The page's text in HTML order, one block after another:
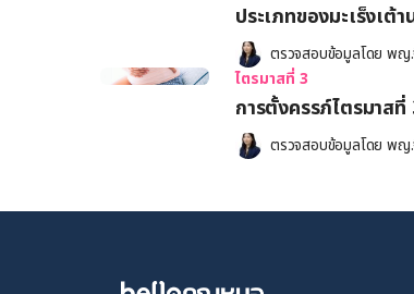
ตรวจสอบข้อมูลโดย พญ.
ไตรมาสที่ 3
การตั้งครรภ์ไตรมาส
ตรวจสอบข้อมูลโดย พญ.